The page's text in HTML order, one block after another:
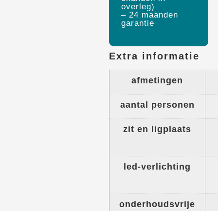
overleg)
– 24 maanden
garantie
Extra informatie
afmetingen
aantal personen
zit en ligplaats
led-verlichting
onderhoudsvrije